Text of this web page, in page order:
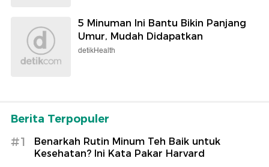
5 Minuman Ini Bantu Bikin Panjang
Umur, Mudah Didapatkan
detikHealth
Berita Terpopuler
#1
Benarkah Rutin Minum Teh Baik untuk
Kesehatan? Ini Kata Pakar Harvard